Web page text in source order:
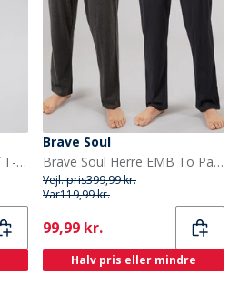
Brave Soul Herre Federerf T-shirts Flerfarvet
Brave Soul
Brave Soul Herre EMB To Pak Lounge Bukser Marineblå/Koksgrå Meleret
Vejl. pris399,99 kr.
Var119,99 kr.
Current
99,99 kr.
Halv pris eller mindre